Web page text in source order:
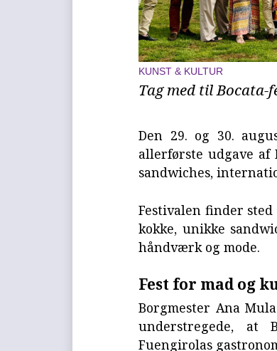
KUNST & KULTUR
Tag med til Bocata-
Den 29. og 30.
allerførste udgave af
sandwiches,
Festivalen finder
kokke, unikke
håndværk og mode.
Fest for mad og
Borgmester Ana
understregede, at
Fuengirolas